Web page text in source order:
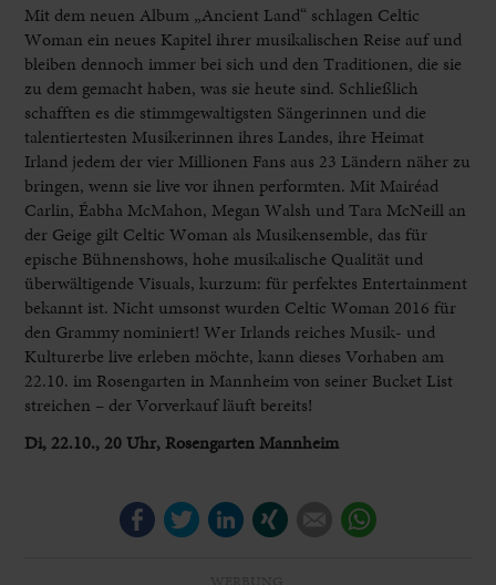
Mit dem neuen Album „Ancient Land“ schlagen Celtic
Woman ein neues Kapitel ihrer musikalischen Reise auf und
bleiben dennoch immer bei sich und den Traditionen, die sie
zu dem gemacht haben, was sie heute sind. Schließlich
schafften es die stimmgewaltigsten Sängerinnen und die
talentiertesten Musikerinnen ihres Landes, ihre Heimat
Irland jedem der vier Millionen Fans aus 23 Ländern näher zu
bringen, wenn sie live vor ihnen performten. Mit Mairéad
Carlin, Éabha McMahon, Megan Walsh und Tara McNeill an
der Geige gilt Celtic Woman als Musikensemble, das für
epische Bühnenshows, hohe musikalische Qualität und
überwältigende Visuals, kurzum: für perfektes Entertainment
bekannt ist. Nicht umsonst wurden Celtic Woman 2016 für
den Grammy nominiert! Wer Irlands reiches Musik- und
Kulturerbe live erleben möchte, kann dieses Vorhaben am
22.10. im Rosengarten in Mannheim von seiner Bucket List
streichen – der Vorverkauf läuft bereits!
Di, 22.10., 20 Uhr, Rosengarten Mannheim
FacebookTwitterLinkedIn E-mail